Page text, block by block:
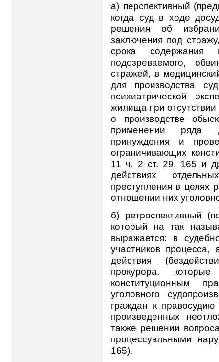
а) перспективный
когда суд в ходе
решения об
заключения под
срока
подозреваемого,
стражей, в
для производства
психиатрической
жилища при
о производстве
применении ряда
принуждения и
ограничивающих
11 ч. 2 ст. 29, 165 и
действиях
преступления в целях
отношении них
б) ретроспективный
который на так
выражается: в
участников
действия
прокурора,
конституционным
уголовного
граждан к
произведенных
также решении
процессуальными
165).